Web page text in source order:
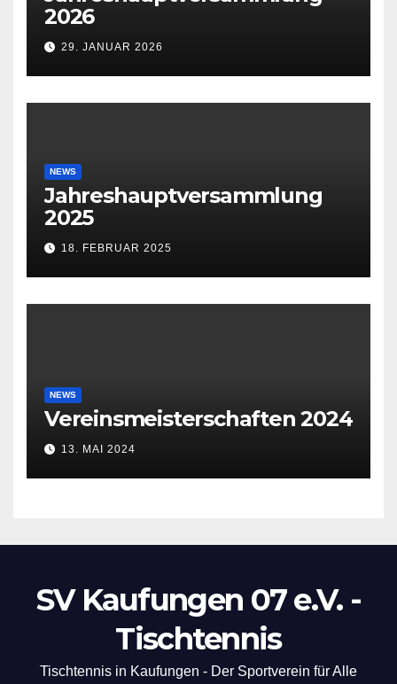
2026
29. JANUAR 2026
NEWS
Jahreshauptversammlung
2025
18. FEBRUAR 2025
NEWS
Vereinsmeisterschaften 2024
13. MAI 2024
SV Kaufungen 07 e.V. -
Tischtennis
Tischtennis in Kaufungen - Der Sportverein für Alle